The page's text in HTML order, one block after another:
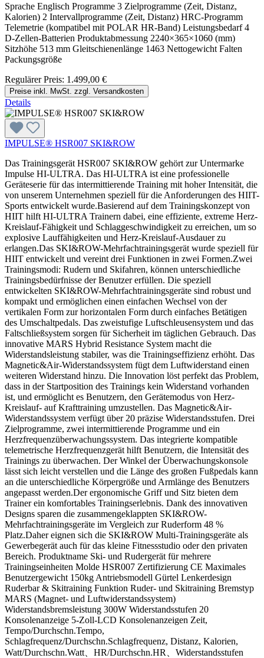
Sprache Englisch Programme 3 Zielprogramme (Zeit, Distanz,
Kalorien) 2 Intervallprogramme (Zeit, Distanz) HRC-Programm
Telemetrie (kompatibel mit POLAR HR-Band) Leistungsbedarf 4
D-Zellen-Batterien Produktabmessung 2240×365×1060 (mm)
Sitzhöhe 513 mm Gleitschienenlänge 1463 Nettogewicht Falten
Packungsgröße
Regulärer Preis: 1.499,00 €
Preise inkl. MwSt. zzgl. Versandkosten
Details
IMPULSE® HSR007 SKI&ROW
Das Trainingsgerät HSR007 SKI&ROW gehört zur Untermarke
Impulse HI-ULTRA. Das HI-ULTRA ist eine professionelle
Geräteserie für das intermittierende Training mit hoher Intensität, die
von unserem Unternehmen speziell für die Anforderungen des HIIT-
Sports entwickelt wurde.Basierend auf dem Trainingskonzept von
HIIT hilft HI-ULTRA Trainern dabei, eine effiziente, extreme Herz-
Kreislauf-Fähigkeit und Schlaggeschwindigkeit zu erreichen, um so
explosive Lauffähigkeiten und Herz-Kreislauf-Ausdauer zu
erlangen.Das SKI&ROW-Mehrfachtrainingsgerät wurde speziell für
HIIT entwickelt und vereint drei Funktionen in zwei Formen.Zwei
Trainingsmodi: Rudern und Skifahren, können unterschiedliche
Trainingsbedürfnisse der Benutzer erfüllen. Die speziell
entwickelten SKI&ROW-Mehrfachtrainingsgeräte sind robust und
kompakt und ermöglichen einen einfachen Wechsel von der
vertikalen Form zur horizontalen Form durch einfaches Betätigen
des Umschaltpedals. Das zweistufige Luftschleusensystem und das
Faltschließsystem sorgen für Sicherheit im täglichen Gebrauch. Das
innovative MARS Hybrid Resistance System macht die
Widerstandsleistung stabiler, was die Trainingseffizienz erhöht. Das
Magnetic&Air-Widerstandssystem fügt dem Luftwiderstand einen
weiteren Widerstand hinzu. Die Innovation löst perfekt das Problem,
dass in der Startposition des Trainings kein Widerstand vorhanden
ist, und ermöglicht es Benutzern, den Gerätemodus von Herz-
Kreislauf- auf Krafttraining umzustellen. Das Magnetic&Air-
Widerstandssystem verfügt über 20 präzise Widerstandsstufen. Drei
Zielprogramme, zwei intermittierende Programme und ein
Herzfrequenzüberwachungssystem. Das integrierte kompatible
telemetrische Herzfrequenzgerät hilft Benutzern, die Intensität des
Trainings zu überwachen. Der Winkel der Überwachungskonsole
lässt sich leicht verstellen und die Länge des großen Fußpedals kann
an die unterschiedliche Körpergröße und Armlänge des Benutzers
angepasst werden.Der ergonomische Griff und Sitz bieten dem
Trainer ein komfortables Trainingserlebnis. Dank des innovativen
Designs sparen die zusammengeklappten SKI&ROW-
Mehrfachtrainingsgeräte im Vergleich zur Ruderform 48 %
Platz.Daher eignen sich die SKI&ROW Multi-Trainingsgeräte als
Gewerbegerät auch für das kleine Fitnessstudio oder den privaten
Bereich. Produktname Ski- und Rudergerät für mehrere
Trainingseinheiten Molde HSR007 Zertifizierung CE Maximales
Benutzergewicht 150kg Antriebsmodell Gürtel Lenkerdesign
Ruderbar & Skitraining Funktion Ruder- und Skitraining Bremstyp
MARS (Magnet- und Luftwiderstandssystem)
Widerstandsbremsleistung 300W Widerstandsstufen 20
Konsolenanzeige 5-Zoll-LCD Konsolenanzeigen Zeit,
Tempo/Durchschn.Tempo,
Schlagfrequenz/Durchschn.Schlagfrequenz, Distanz, Kalorien,
Watt/Durchschn.Watt、HR/Durchschn.HR、Widerstandsstufen